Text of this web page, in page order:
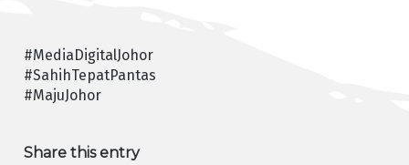
#MediaDigitalJohor
#SahihTepatPantas
#MajuJohor
Share this entry